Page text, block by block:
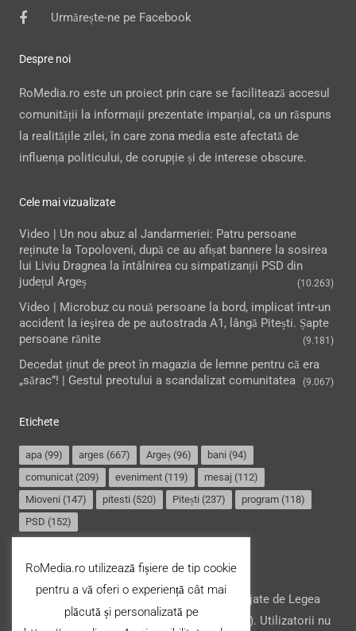
Urmărește-ne pe Facebook
Despre noi
RoMedia.ro este un proiect prin care se facilitează accesul
comunității la informații prezentate imparțial, ca un răspuns
la realitățile zilei, în care zona media este afectată de
influența politicului, de corupție și de interese obscure.
Cele mai vizualizate
Video | Un nou abuz al Jandarmeriei: Patru persoane
reținute la Topoloveni, după ce au afișat bannere la sosirea
lui Liviu Dragnea la întâlnirea cu simpatizanții PSD din
județul Argeș
(10.263)
Video | Microbuz cu nouă persoane la bord, implicat într-un
accident la ieşirea de pe autostrada A1, lângă Pitești. Șapte
persoane rănite
(9.181)
Decedat ținut de preot în magazia de lemne pentru că era
„sărac”! | Gestul preotului a scandalizat comunitatea
(9.067)
Etichete
apa (99) arges (667) Argeș (96) bani (94)
comunicat (209) eveniment (119) mesaj (112)
Mioveni (147) pitesti (520) Pitești (237) program (118)
PSD (152)
Termeni și condiții
Website-ul şi conţinutul acestuia, sunt protejate de Legea
drepturilor de autor din România (nr. 8/1996). Utilizatorii nu
RoMedia.ro utilizează fișiere de tip cookie
pentru a vă oferi o experiență cât mai
plăcută și personalizată pe